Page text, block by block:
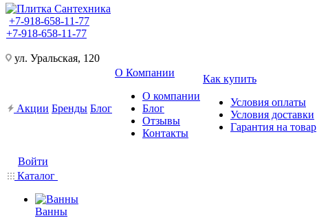
+7-918-658-11-77
+7-918-658-11-77
ул. Уральская, 120
Акции Бренды Блог
О Компании
О компании
Блог
Отзывы
Контакты
Как купить
Условия оплаты
Условия доставки
Гарантия на товар
Войти
Каталог
Ванны